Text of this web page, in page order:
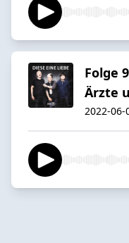
Folge
Ärzte
2022-06-